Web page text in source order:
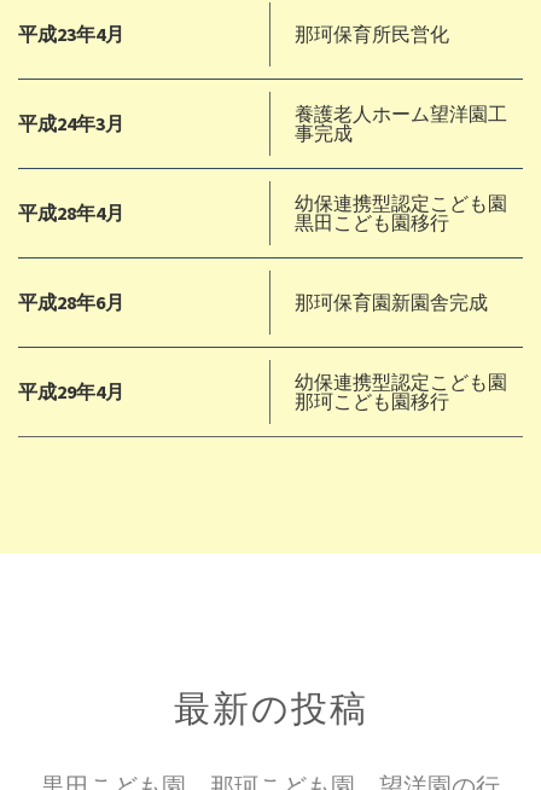
平成23年4月 那珂保育所民営化
平成24年3月
養護老人ホーム望洋園工
事完成
平成28年4月
幼保連携型認定こども園
黒田こども園移行
平成28年6月 那珂保育園新園舎完成
平成29年4月
幼保連携型認定こども園
那珂こども園移行
最新の投稿